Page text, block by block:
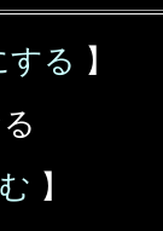
する 】
】